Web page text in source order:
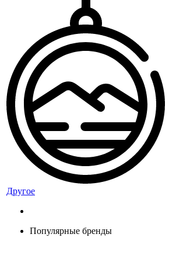
Другое
Популярные бренды